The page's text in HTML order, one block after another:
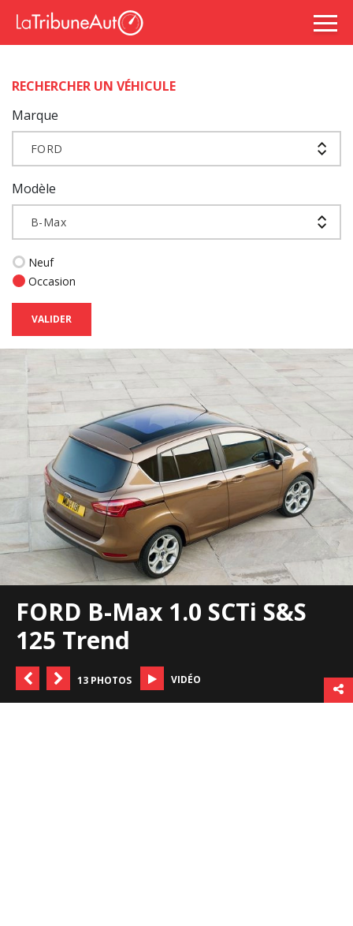
RECHERCHER UN VÉHICULE
Marque
FORD
Modèle
B-Max
Neuf
Occasion
VALIDER
FORD B-Max 1.0 SCTi S&S
125 Trend
13 PHOTOS VIDÉO